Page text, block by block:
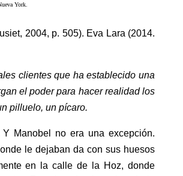
York.
2004, p. 505). Eva Lara (2014.
clientes que ha establecido una
el poder para hacer realidad los
pilluelo, un pícaro.
Manobel no era una excepción.
le dejaban da con sus huesos
en la calle de la Hoz, donde